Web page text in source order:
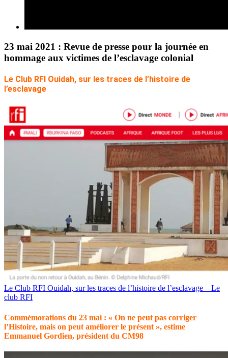
23 mai 2021 : Revue de presse pour la journée en
hommage aux victimes de l’esclavage colonial
Le Club RFI Ouidah, sur les traces de l’histoire de
l’esclavage
Le Club RFI Ouidah, sur les traces de l’histoire de l’esclavage – Le
club RFI
Commémorations du 23 mai : « On ne peut pas corriger
l’Histoire, mais on peut améliorer le présent », estime
Emmanuel Gordien, président du CM98